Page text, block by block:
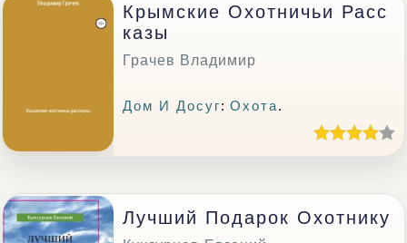
Крымские Охотничьи Расс
Казы
Грачев Владимир
Дом И Досуг:Охота.
Лучший Подарок Охотнику